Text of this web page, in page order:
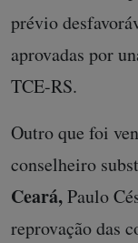
prévio
aprovadas por
TCE-RS.
Outro que foi
conselheiro
Ceará,Paulo
reprovação das